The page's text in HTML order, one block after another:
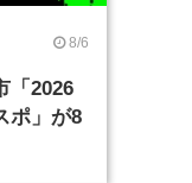
8/6
「2026
ポ」が8